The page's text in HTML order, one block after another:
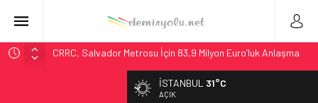
CRRC, Salvador Metrosu İçin 83,9 Milyon Euro’luk Anlaşma
Fortescue ile Knorr-Bremse’den 99 Milyon Euro’luk
İSTANBUL 31°C
AÇIK